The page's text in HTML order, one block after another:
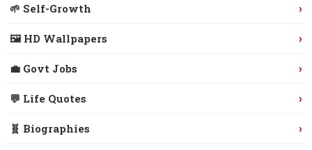
🌱 Self-Growth ›
🖼️ HD Wallpapers ›
💼 Govt Jobs ›
💬 Life Quotes ›
🧬 Biographies ›